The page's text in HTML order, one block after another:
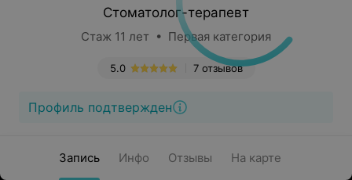
Стоматолог-терапевт
Стаж 11 лет • Первая категория
7 отзывов
5.0
Профиль подтвержден
Запись Инфо Отзывы На карте